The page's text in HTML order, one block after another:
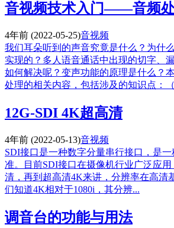
音视频技术入门——音频
4年前 (2022-05-25)音视频
我们耳朵听到的声音究竟是什么？为什
实现的？多人语音通话中出现的切字、
如何解决呢？变声功能的原理是什么？
处理的相关内容，包括涉及的知识点：
12G-SDI 4K超高清
4年前 (2022-05-13)音视频
SDI接口是一种数字分量串行接口，是
准。目前SDI接口在摄像机行业广泛应
清，再到超高清4K来讲，分辨率在高清
们知道4K相对于1080i，其分辨...
调音台的功能与用法